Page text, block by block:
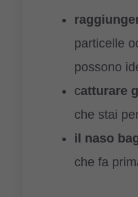
particelle
possono
catturare
che stai
il naso
che fa